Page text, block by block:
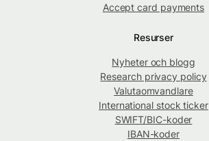
Accept card payments
Resurser
Nyheter och blogg
Research privacy policy
Valutaomvandlare
International stock ticker
SWIFT/BIC-koder
IBAN-koder